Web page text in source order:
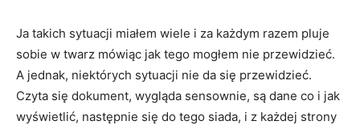
Ja takich sytuacji miałem wiele i za każdym razem pluje
sobie w twarz mówiąc jak tego mogłem nie przewidzieć.
A jednak, niektórych sytuacji nie da się przewidzieć.
Czyta się dokument, wygląda sensownie, są dane co i jak
wyświetlić, następnie się do tego siada, i z każdej strony